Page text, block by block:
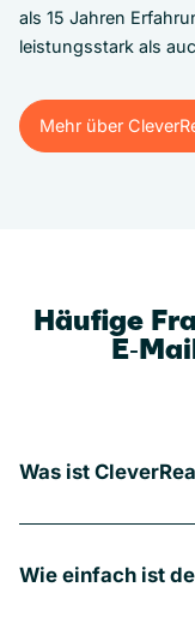
als 15 Jahren
leistungsstark als
Mehr über
Mehr über
Häufige
Was ist
Wie einfach ist